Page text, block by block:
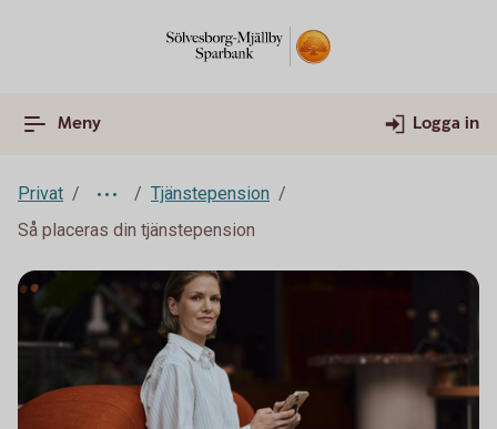
Meny Logga in
Privat
Tjänstepension
Så placeras din tjänstepension